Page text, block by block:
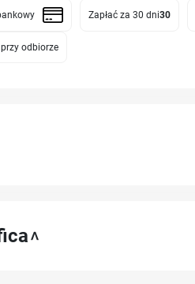
Zapłać za 30 dni30
odbiorze